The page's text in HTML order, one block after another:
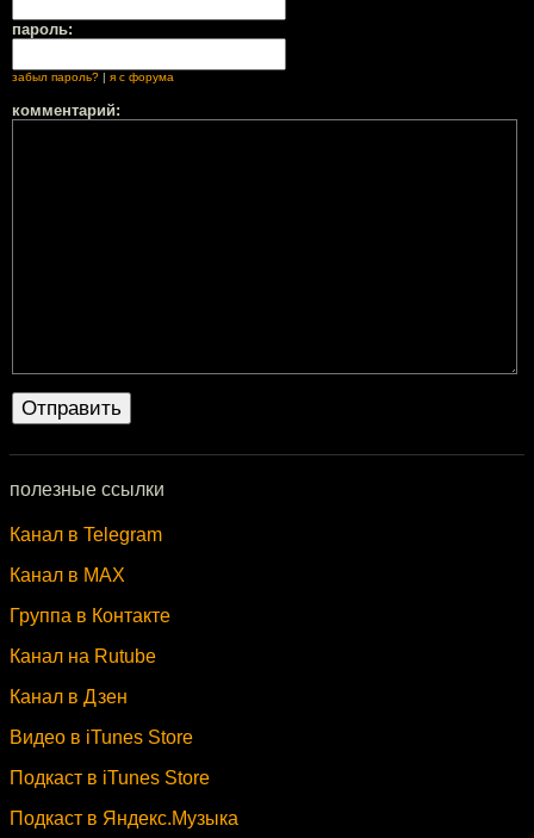
пароль:
забыл пароль? я с форума
комментарий:
полезные ссылки
Канал в Telegram
Канал в MAX
Группа в Контакте
Канал на Rutube
Канал в Дзен
Видео в iTunes Store
Подкаст в iTunes Store
Подкаст в Яндекс.Музыка